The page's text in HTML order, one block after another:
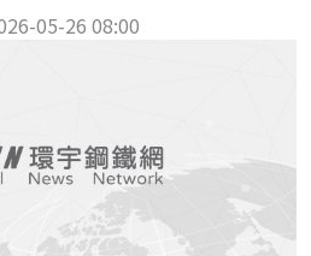
05-26 08:00